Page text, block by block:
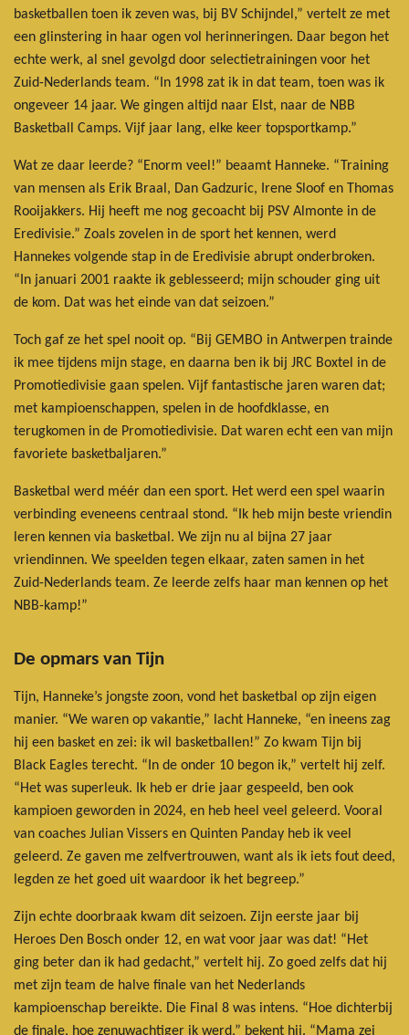
basketballen toen ik zeven was, bij BV Schijndel,” vertelt ze met
een glinstering in haar ogen vol herinneringen. Daar begon het
echte werk, al snel gevolgd door selectietrainingen voor het
Zuid-Nederlands team. “In 1998 zat ik in dat team, toen was ik
ongeveer 14 jaar. We gingen altijd naar Elst, naar de NBB
Basketball Camps. Vijf jaar lang, elke keer topsportkamp.”
Wat ze daar leerde? “Enorm veel!” beaamt Hanneke. “Training
van mensen als Erik Braal, Dan Gadzuric, Irene Sloof en Thomas
Rooijakkers. Hij heeft me nog gecoacht bij PSV Almonte in de
Eredivisie.” Zoals zovelen in de sport het kennen, werd
Hannekes volgende stap in de Eredivisie abrupt onderbroken.
“In januari 2001 raakte ik geblesseerd; mijn schouder ging uit
de kom. Dat was het einde van dat seizoen.”
Toch gaf ze het spel nooit op. “Bij GEMBO in Antwerpen trainde
ik mee tijdens mijn stage, en daarna ben ik bij JRC Boxtel in de
Promotiedivisie gaan spelen. Vijf fantastische jaren waren dat;
met kampioenschappen, spelen in de hoofdklasse, en
terugkomen in de Promotiedivisie. Dat waren echt een van mijn
favoriete basketbaljaren.”
Basketbal werd méér dan een sport. Het werd een spel waarin
verbinding eveneens centraal stond. “Ik heb mijn beste vriendin
leren kennen via basketbal. We zijn nu al bijna 27 jaar
vriendinnen. We speelden tegen elkaar, zaten samen in het
Zuid-Nederlands team. Ze leerde zelfs haar man kennen op het
NBB-kamp!”
De opmars van Tijn
Tijn, Hanneke’s jongste zoon, vond het basketbal op zijn eigen
manier. “We waren op vakantie,” lacht Hanneke, “en ineens zag
hij een basket en zei: ik wil basketballen!” Zo kwam Tijn bij
Black Eagles terecht. “In de onder 10 begon ik,” vertelt hij zelf.
“Het was superleuk. Ik heb er drie jaar gespeeld, ben ook
kampioen geworden in 2024, en heb heel veel geleerd. Vooral
van coaches Julian Vissers en Quinten Panday heb ik veel
geleerd. Ze gaven me zelfvertrouwen, want als ik iets fout deed,
legden ze het goed uit waardoor ik het begreep.”
Zijn echte doorbraak kwam dit seizoen. Zijn eerste jaar bij
Heroes Den Bosch onder 12, en wat voor jaar was dat! “Het
ging beter dan ik had gedacht,” vertelt hij. Zo goed zelfs dat hij
met zijn team de halve finale van het Nederlands
kampioenschap bereikte. Die Final 8 was intens. “Hoe dichterbij
de finale, hoe zenuwachtiger ik werd,” bekent hij. “Mama zei